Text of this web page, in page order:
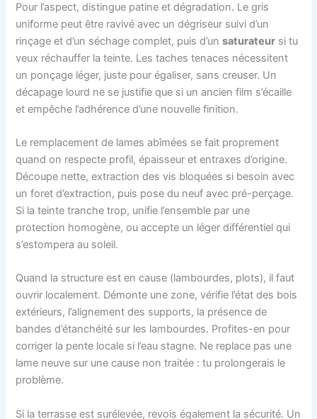
Pour l’aspect, distingue patine et dégradation. Le gris
uniforme peut être ravivé avec un dégriseur suivi d’un
rinçage et d’un séchage complet, puis d’unsaturateur si tu
veux réchauffer la teinte. Les taches tenaces nécessitent
un ponçage léger, juste pour égaliser, sans creuser. Un
décapage lourd ne se justifie que si un ancien film s’écaille
et empêche l’adhérence d’une nouvelle finition.
Le remplacement de lames abîmées se fait proprement
quand on respecte profil, épaisseur et entraxes d’origine.
Découpe nette, extraction des vis bloquées si besoin avec
un foret d’extraction, puis pose du neuf avec pré-perçage.
Si la teinte tranche trop, unifie l’ensemble par une
protection homogène, ou accepte un léger différentiel qui
s’estompera au soleil.
Quand la structure est en cause (lambourdes, plots), il faut
ouvrir localement. Démonte une zone, vérifie l’état des bois
extérieurs, l’alignement des supports, la présence de
bandes d’étanchéité sur les lambourdes. Profites-en pour
corriger la pente locale si l’eau stagne. Ne replace pas une
lame neuve sur une cause non traitée : tu prolongerais le
problème.
Si la terrasse est surélevée, revois également la sécurité. Un